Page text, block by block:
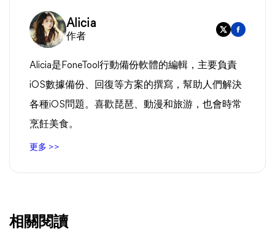
Alicia
作者
Alicia是FoneTool行動備份軟體的編輯，主要負責
iOS數據備份、回復等方案的撰寫，幫助人們解決
各種iOS問題。喜歡琵琶、動漫和旅游，也會時常
烹飪美食。
更多 >>
相關閱讀